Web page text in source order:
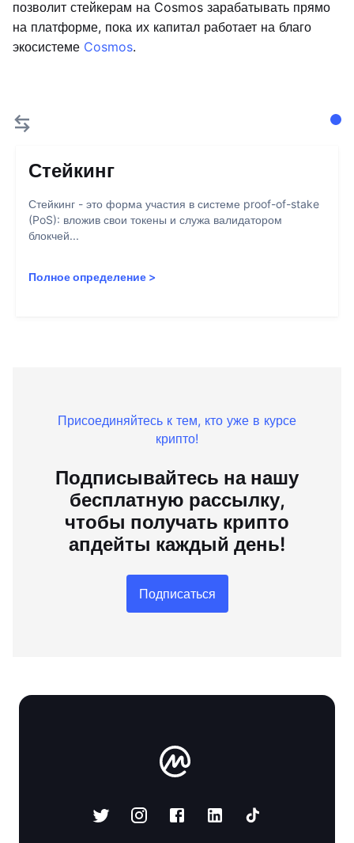
позволит стейкерам на Cosmos зарабатывать прямо
на платформе, пока их капитал работает на благо
экосистеме Cosmos.
Стейкинг
Стейкинг - это форма участия в системе proof-of-stake
(PoS): вложив свои токены и служа валидатором
блокчей...
Полное определение >
Присоединяйтесь к тем, кто уже в курсе
крипто!
Подписывайтесь на нашу
бесплатную рассылку,
чтобы получать крипто
апдейты каждый день!
Подписаться